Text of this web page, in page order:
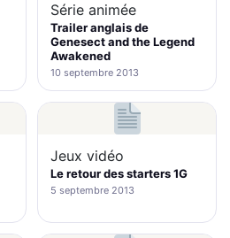
Série animée
Trailer anglais de
Genesect and the Legend
Awakened
10 septembre 2013
Jeux vidéo
Le retour des starters 1G
5 septembre 2013